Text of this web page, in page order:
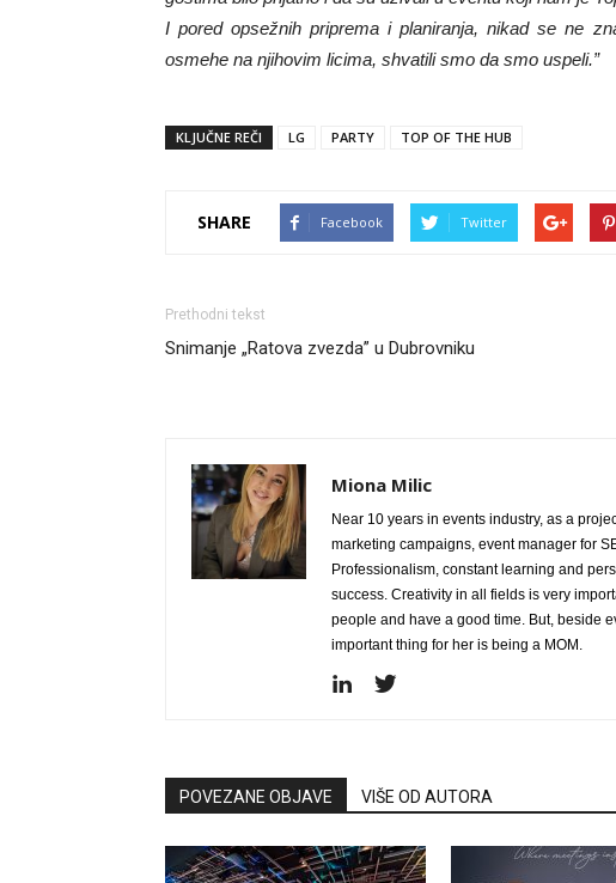
I pored opsežnih priprema i planiranja, nikad se ne
osmehe na njihovim licima, shvatili smo da smo uspeli.”
KLJUČNE REČI LG PARTY TOP OF THE HUB
SHARE Facebook Twitter
Prethodni tekst
Snimanje „Ratova zvezda” u Dubrovniku
Miona Milic
Near 10 years in events industry, as a
marketing campaigns, event manager for
Professionalism, constant learning and
success. Creativity in all fields is very
people and have a good time. But, beside
important thing for her is being a MOM.
POVEZANE OBJAVE VIŠE OD AUTORA